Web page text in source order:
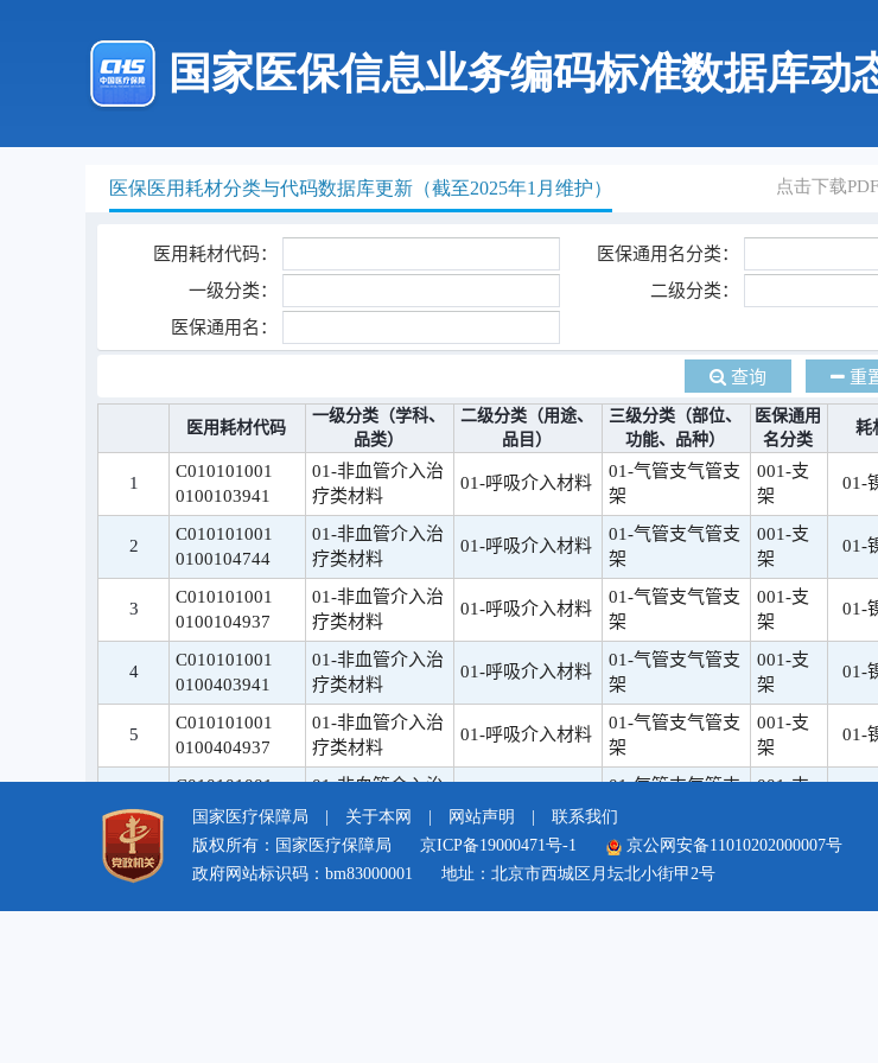
国家医保信息业务编码标准数据库动
医保医用耗材分类与代码数据库更新（截至2025年1月维护） 点击下载
国家医疗保障局 关于本网 网站声明
联系我们
版权所有：国家医疗保障局
京ICP备19000471号-1
京公网安备11010202000007号
政府网站标识码：bm83000001
地址：北京市西城区月坛北小街甲2号